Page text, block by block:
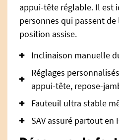
appui-tête réglable. Il est
personnes qui passent
position assise.
Inclinaison manuelle
Réglages
appui-tête, repose-
Fauteuil ultra stable
SAV assuré partout en